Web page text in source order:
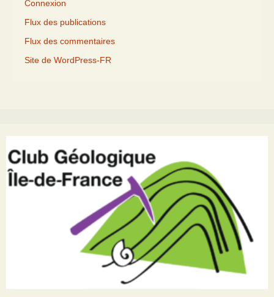
Connexion
Flux des publications
Flux des commentaires
Site de WordPress-FR